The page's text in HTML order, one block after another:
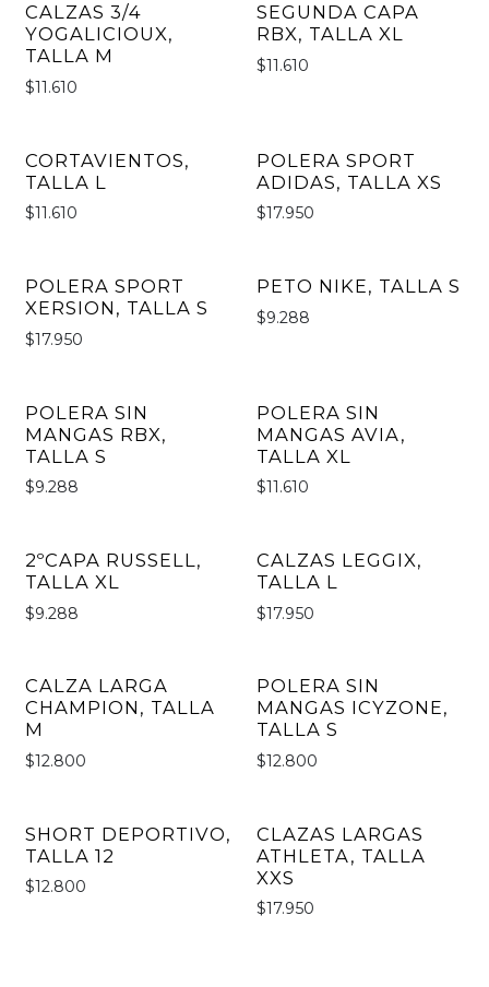
CALZAS 3/4
YOGALICIOUX,
TALLA M
$11.610
SEGUNDA CAPA
RBX, TALLA XL
$11.610
CORTAVIENTOS,
TALLA L
$11.610
POLERA SPORT
ADIDAS, TALLA XS
$17.950
POLERA SPORT
XERSION, TALLA S
$17.950
PETO NIKE, TALLA S
$9.288
POLERA SIN
MANGAS RBX,
TALLA S
$9.288
POLERA SIN
MANGAS AVIA,
TALLA XL
$11.610
2ºCAPA RUSSELL,
TALLA XL
$9.288
CALZAS LEGGIX,
TALLA L
$17.950
CALZA LARGA
CHAMPION, TALLA
M
$12.800
POLERA SIN
MANGAS ICYZONE,
TALLA S
$12.800
SHORT DEPORTIVO,
TALLA 12
$12.800
CLAZAS LARGAS
ATHLETA, TALLA
XXS
$17.950